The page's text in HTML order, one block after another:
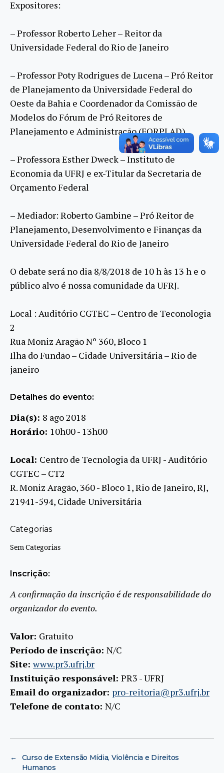
Expositores:
– Professor Roberto Leher – Reitor da
Universidade Federal do Rio de Janeiro
– Professor Poty Rodrigues de Lucena – Pró Reitor
de Planejamento da Universidade Federal do
Oeste da Bahia e Coordenador da Comissão de
Modelos do Fórum de Pró Reitores de
Planejamento e Administração (FORPLAD)
– Professora Esther Dweck – Instituto de
Economia da UFRJ e ex-Titular da Secretaria de
Orçamento Federal
– Mediador: Roberto Gambine – Pró Reitor de
Planejamento, Desenvolvimento e Finanças da
Universidade Federal do Rio de Janeiro
O debate será no dia 8/8/2018 de 10 h às 13 h e o
público alvo é nossa comunidade da UFRJ.
Local : Auditório CGTEC – Centro de Teconologia
2
Rua Moniz Aragão Nº 360, Bloco 1
Ilha do Fundão – Cidade Universitária – Rio de
janeiro
Detalhes do evento:
Dia(s): 8 ago 2018
Horário: 10h00 - 13h00
Local: Centro de Tecnologia da UFRJ -​ Auditório
CGTEC – CT2
R. Moniz Aragão, 360 - Bloco 1, Rio de Janeiro, RJ,
21941-594, Cidade Universitária
Categorias
Sem Categorias
Inscrição:
A confirmação da inscrição é de responsabilidade do
organizador do evento.
Valor: Gratuito
Período de inscrição: N/C
Site:www.pr3.ufrj.br
Instituição responsável: PR3 - UFRJ
Email do organizador: pro-reitoria@pr3.ufrj.br
Telefone de contato: N/C
←
Curso de Extensão Mídia, Violência e Direitos
Humanos